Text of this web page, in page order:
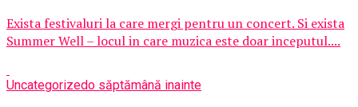
Exista festivaluri la care mergi pentru un concert. Si exista
Summer Well – locul in care muzica este doar inceputul....
Uncategorizedo săptămână inainte